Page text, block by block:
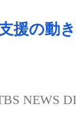
援の動
NEWS